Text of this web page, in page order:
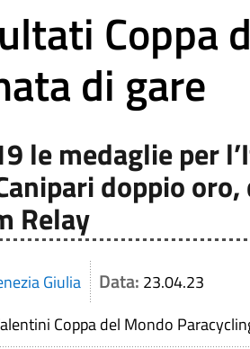
Coppa
di gare
le medaglie per
doppio
Relay
Giulia Data: 23.04.23
Coppa del Mondo